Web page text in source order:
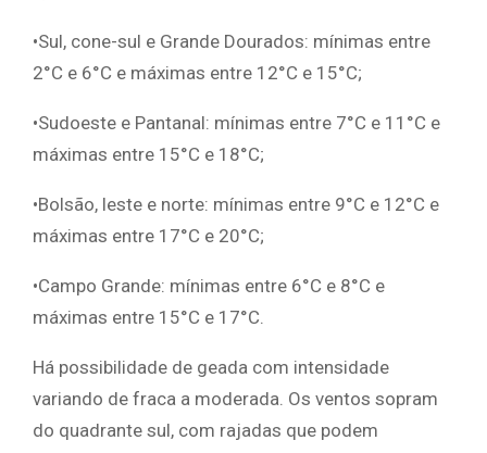
•Sul, cone-sul e Grande Dourados: mínimas entre
2°C e 6°C e máximas entre 12°C e 15°C;
•Sudoeste e Pantanal: mínimas entre 7°C e 11°C e
máximas entre 15°C e 18°C;
•Bolsão, leste e norte: mínimas entre 9°C e 12°C e
máximas entre 17°C e 20°C;
•Campo Grande: mínimas entre 6°C e 8°C e
máximas entre 15°C e 17°C.
Há possibilidade de geada com intensidade
variando de fraca a moderada. Os ventos sopram
do quadrante sul, com rajadas que podem